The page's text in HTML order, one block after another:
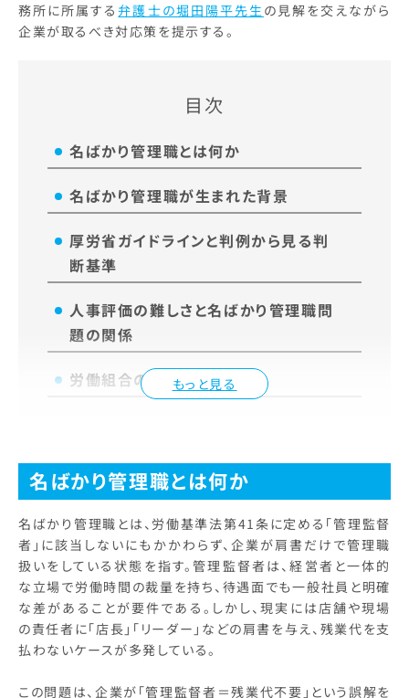
務所に所属する弁護士の堀田陽平先生の見解を交えながら
企業が取るべき対応策を提示する。
目次
もっと見る
名ばかり管理職とは何か
名ばかり管理職が生まれた背景
厚労省ガイドラインと判例から見る判
断基準
人事評価の難しさと名ばかり管理職問
題の関係
労働組合の役割と課題
名ばかり管理職とは何か
名ばかり管理職とは、労働基準法第41条に定める「管理監督
者」に該当しないにもかかわらず、企業が肩書だけで管理職
扱いをしている状態を指す。管理監督者は、経営者と一体的
な立場で労働時間の裁量を持ち、待遇面でも一般社員と明確
な差があることが要件である。しかし、現実には店舗や現場
の責任者に「店長」「リーダー」などの肩書を与え、残業代を支
払わないケースが多発している。
この問題は、企業が「管理監督者＝残業代不要」という誤解を